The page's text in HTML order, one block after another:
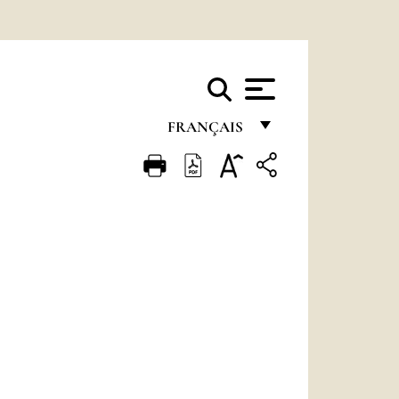
FRANÇAIS
FRANÇAIS